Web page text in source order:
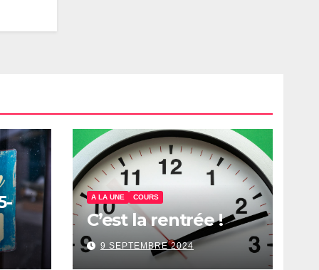
A LA UNE COURS
C’est la rentrée !
9 SEPTEMBRE 2024